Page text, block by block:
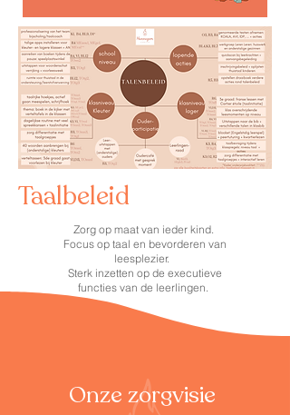
Taalbeleid
Zorg op maat van ieder kind.
Focus op taal en bevorderen van
leesplezier.
Sterk inzetten op de executieve
functies van de leerlingen.
Onze zorgvisie